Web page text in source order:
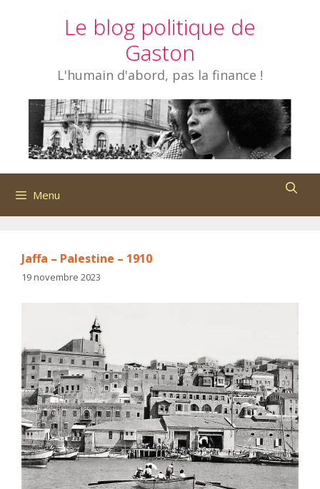
Le blog politique de
Gaston
L'humain d'abord, pas la finance !
Menu
Jaffa – Palestine – 1910
19 novembre 2023